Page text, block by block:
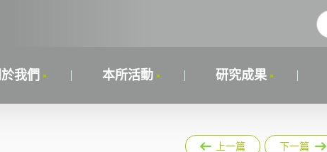
於我們 本所活動 研究成果
上一篇 下一篇